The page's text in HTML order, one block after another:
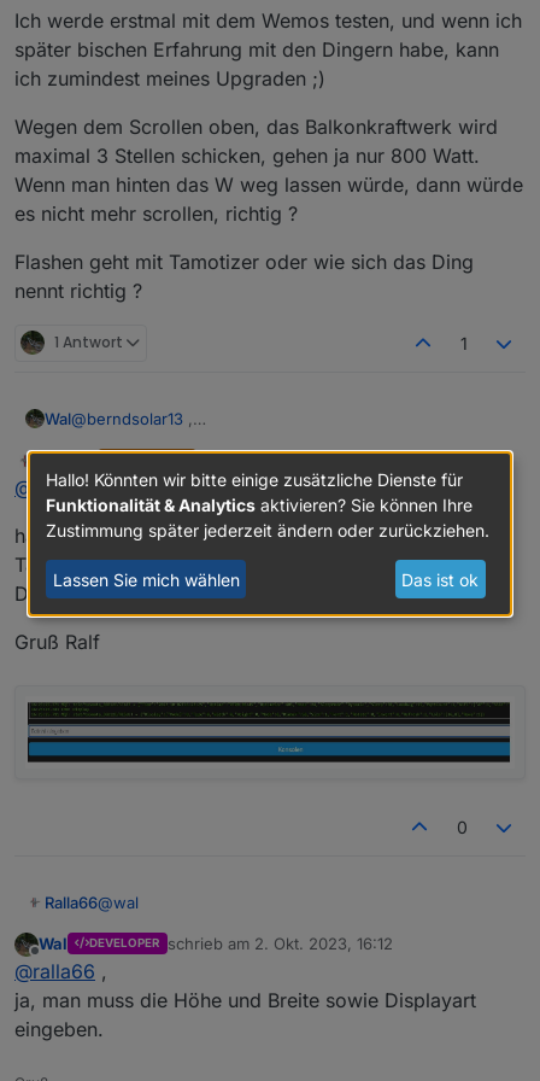
Ich werde erstmal mit dem Wemos testen, und wenn ich
später bischen Erfahrung mit den Dingern habe, kann
ich zumindest meines Upgraden ;)
Wegen dem Scrollen oben, das Balkonkraftwerk wird
maximal 3 Stellen schicken, gehen ja nur 800 Watt.
Wenn man hinten das W weg lassen würde, dann würde
es nicht mehr scrollen, richtig ?
Flashen geht mit Tamotizer oder wie sich das Ding
nennt richtig ?
1 Antwort 1
Wal@berndsolar13
firmware.bin
Offline
Ralla66 schrieb am2. Okt. 2023, 15:22
zuletzt editiert von Ralla66 10. Feb. 2023,
@
wal
habe auch mal 8x8 Matrix bestellt. Wurde was in
Tasmota per Console eingegeben ?
Displayart, Row oder ähnliches ?
Gruß Ralf
0
Ralla66@wal
habe auch mal 8x8 Matrix bestellt. Wurde was in
Displayart, Row oder ähnliches ?
Gruß Ralf
Offline
Wal DEVELOPER schrieb am 2. Okt. 2023, 16:12
zuletzt editiert von
@ralla66 ,
ja, man muss die Höhe und Breite sowie Displayart
eingeben.
Hallo! Könnten wir bitte einige zusätzliche Dienste für
Funktionalität & Analytics aktivieren? Sie können Ihre
Zustimmung später jederzeit ändern oder zurückziehen.
Lassen Sie mich wählen Das ist ok